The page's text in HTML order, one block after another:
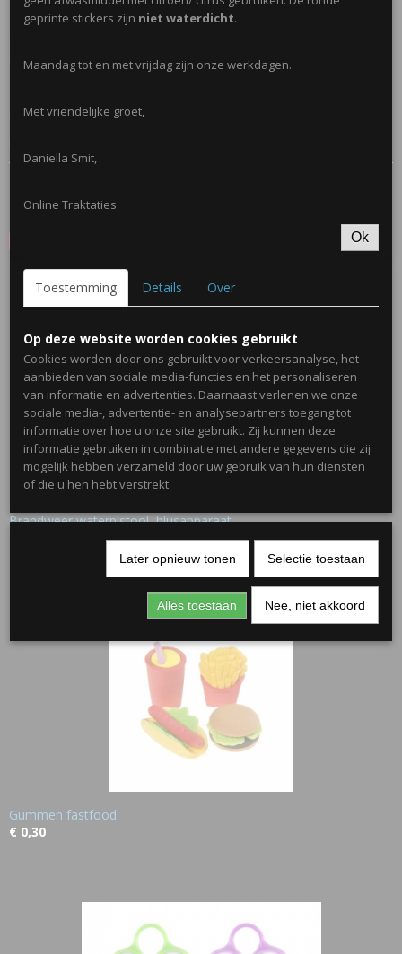
Omschrijving
perfect bij een traktatie in leger of fortnite thema.
Ø kompas 3,5 cm
Ook interessant
Brandweer waterpistool, blusapparaat
Gummen fastfood
€ 0,30
geprinte stickers zijn niet waterdicht.
Maandag tot en met vrijdag zijn onze werkdagen.
Met vriendelijke groet,
Daniella Smit,
Online Traktaties
Ok
Toestemming Details Over
Op deze website worden cookies gebruikt
Cookies worden door ons gebruikt voor verkeersanalyse, het
aanbieden van sociale media-functies en het personaliseren
van informatie en advertenties. Daarnaast verlenen we onze
sociale media-, advertentie- en analysepartners toegang tot
informatie over hoe u onze site gebruikt. Zij kunnen deze
informatie gebruiken in combinatie met andere gegevens die zij
mogelijk hebben verzameld door uw gebruik van hun diensten
of die u hen hebt verstrekt.
Later opnieuw tonen Selectie toestaan
Alles toestaan Nee, niet akkoord